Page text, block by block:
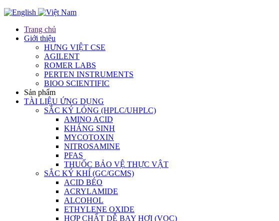
Trang chủ
Giới thiệu
HƯNG VIỆT CSE
AGILENT
ROMER LABS
PERTEN INSTRUMENTS
BIOO SCIENTIFIC
Sản phẩm
TÀI LIỆU ỨNG DỤNG
SẮC KÝ LỎNG (HPLC/UHPLC)
AMINO ACID
KHÁNG SINH
MYCOTOXIN
NITROSAMINE
PFAS
THUỐC BẢO VỆ THỰC VẬT
SẮC KÝ KHÍ (GC/GCMS)
ACID BÉO
ACRYLAMIDE
ALCOHOL
ETHYLENE OXIDE
HỢP CHẤT DỄ BAY HƠI (VOC)